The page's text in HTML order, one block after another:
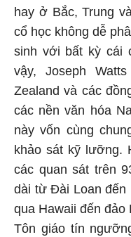
hay ở Bắc, Trung
cổ học không dễ
sinh với bất kỳ cái
vậy, Joseph
Zealand và các
các nền văn hóa
này vốn cùng
khảo sát kỹ lưỡng.
các quan sát trên
dài từ Đài Loan đến
qua Hawaii đến đảo
Tôn giáo tín